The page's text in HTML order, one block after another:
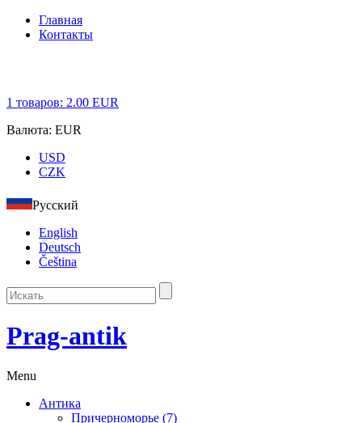
Главная
Контакты
1 товаров: 2.00 EUR
Валюта: EUR
USD
CZK
Русский
English
Deutsch
Čeština
Prag-antik
Menu
Антика
Причерноморье (7)